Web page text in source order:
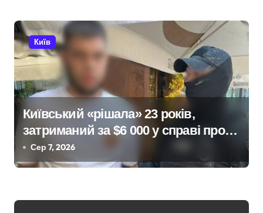
и
с
і
в
Київ
Київський «рішала» 23 років,
затриманий за $6 000 у справі про
«звільнення» від мобілізації
Сер 7, 2026